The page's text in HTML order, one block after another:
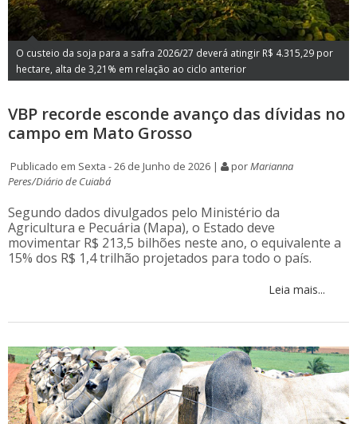
O custeio da soja para a safra 2026/27 deverá atingir R$ 4.315,29 por
hectare, alta de 3,21% em relação ao ciclo anterior
VBP recorde esconde avanço das dívidas no
campo em Mato Grosso
Publicado em Sexta - 26 de Junho de 2026 | porMarianna
Peres/Diário de Cuiabá
Segundo dados divulgados pelo Ministério da
Agricultura e Pecuária (Mapa), o Estado deve
movimentar R$ 213,5 bilhões neste ano, o equivalente a
15% dos R$ 1,4 trilhão projetados para todo o país.
Leia mais...